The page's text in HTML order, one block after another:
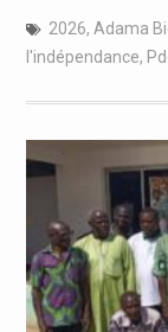
2026, Adama
l'indépendance,